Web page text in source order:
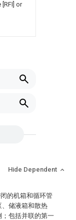
or
Hide Dependent
的机箱和循环管
储液箱和散热
包括并联的第一